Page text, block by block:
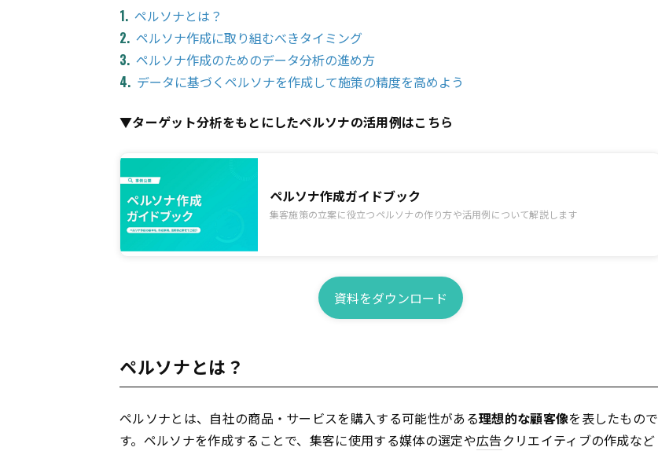
ペルソナとは？
ペルソナ作成に取り組むべきタイミング
ペルソナ作成のためのデータ分析の進め方
データに基づくペルソナを作成して施策の精度を高めよう
▼ターゲット分析をもとにしたペルソナの活用例はこちら
ペルソナ作成ガイドブック
集客施策の立案に役立つペルソナの作り方や活用例について解説します
資料をダウンロード
ペルソナとは？
ペルソナとは、自社の商品・サービスを購入する可能性がある理想的な顧客像を表したもので
す。ペルソナを作成することで、集客に使用する媒体の選定や広告クリエイティブの作成など